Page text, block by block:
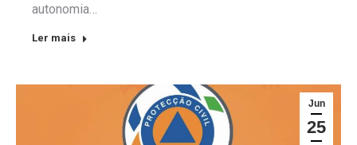
autonomia…
Ler mais
Jun
25